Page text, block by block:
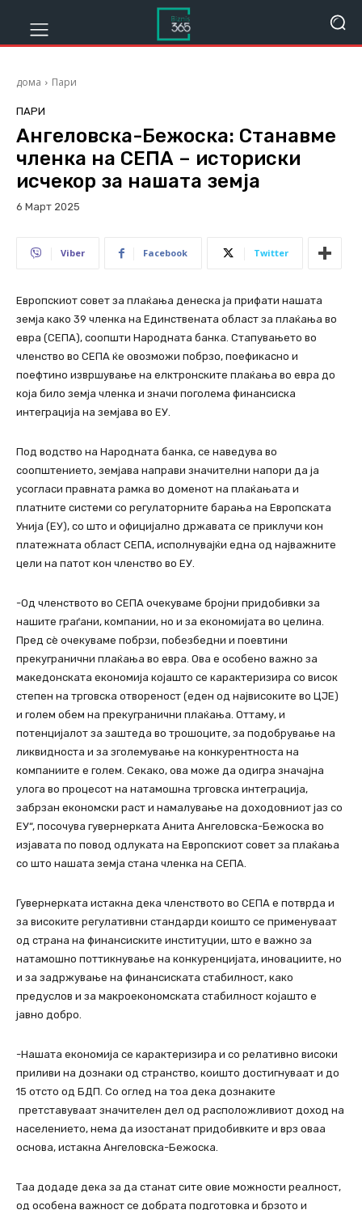
дома Пари
ПАРИ
Ангеловска-Бежоска: Станавме
членка на СЕПА – историски
исчекор за нашата земја
6 Март 2025
Viber Facebook Twitter
Европскиот совет за плаќања денеска ја прифати нашата
земја како 39 членка на Единствената област за плаќања во
евра (СЕПА), соопшти Народната банка. Стапувањето во
членство во СЕПА ќе овозможи побрзо, поефикасно и
поефтино извршување на елктронските плаќања во евра до
која било земја членка и значи поголема финансиска
интеграција на земјава во ЕУ.
Под водство на Народната банка, се наведува во
соопштението, земјава направи значителни напори да ја
усогласи правната рамка во доменот на плаќањата и
платните системи со регулаторните барања на Европската
Унија (ЕУ), со што и официјално државата се приклучи кон
платежната област СЕПА, исполнувајќи една од најважните
цели на патот кон членство во ЕУ.
-Од членството во СЕПА очекуваме бројни придобивки за
нашите граѓани, компании, но и за економијата во целина.
Пред сè очекуваме побрзи, побезбедни и поевтини
прекугранични плаќања во евра. Ова е особено важно за
македонската економија којашто се карактеризира со висок
степен на трговска отвореност (еден од највисоките во ЦЈЕ)
и голем обем на прекугранични плаќања. Оттаму, и
потенцијалот за заштеда во трошоците, за подобрување на
ликвидноста и за зголемување на конкурентноста на
компаниите е голем. Секако, ова може да одигра значајна
улога во процесот на натамошна трговска интеграција,
забрзан економски раст и намалување на доходовниот јаз со
ЕУ“, посочува гувернерката Анита Ангеловска-Бежоска во
изјавата по повод одлуката на Европскиот совет за плаќања
со што нашата земја стана членка на СЕПА.
Гувернерката истакна дека членството во СЕПА е потврда и
за високите регулативни стандарди коишто се применуваат
од страна на финансиските институции, што е важно за
натамошно поттикнување на конкуренцијата, иновациите, но
и за задржување на финансиската стабилност, како
предуслов и за макроекономската стабилност којашто е
јавно добро.
-Нашата економија се карактеризира и со релативно високи
приливи на дознаки од странство, коишто достигнуваат и до
15 отсто од БДП. Со оглед на тоа дека дознаките
претставуваат значителен дел од расположливиот доход на
населението, нема да изостанат придобивките и врз оваа
основа, истакна Ангеловска-Бежоска.
Таа додаде дека за да станат сите овие можности реалност,
од особена важност се добрата подготовка и брзото и